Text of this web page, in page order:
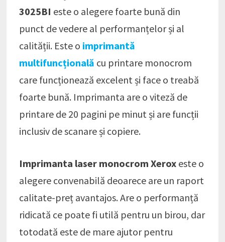
3025BI este o alegere foarte bună din
punct de vedere al performanțelor și al
calității. Este o imprimantă
multifuncțională cu printare monocrom
care funcționează excelent și face o treabă
foarte bună. Imprimanta are o viteză de
printare de 20 pagini pe minut și are funcții
inclusiv de scanare și copiere.
Imprimanta laser monocrom Xerox este o
alegere convenabilă deoarece are un raport
calitate-preț avantajos. Are o performanță
ridicată ce poate fi utilă pentru un birou, dar
totodată este de mare ajutor pentru